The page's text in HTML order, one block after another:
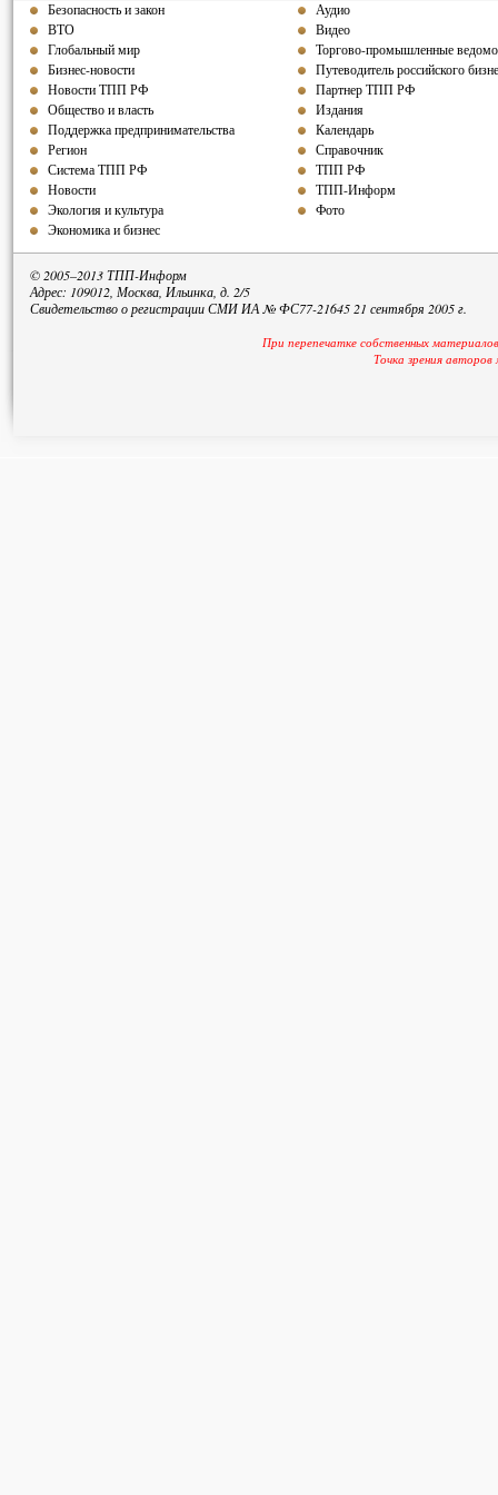
Безопасность и закон
ВТО
Глобальный мир
Бизнес-новости
Новости ТПП РФ
Общество и власть
Поддержка предпринимательства
Регион
Система ТПП РФ
Новости
Экология и культура
Экономика и бизнес
Аудио
Видео
Торгово-промышленные
Путеводитель российского
Партнер ТПП РФ
Издания
Календарь
Справочник
ТПП РФ
ТПП-Информ
Фото
© 2005–2013 ТПП-Информ
Адрес: 109012, Москва, Ильинка, д. 2/5
Свидетельство о регистрации СМИ ИА № ФС77-21645 21 сентября 2005 г.
При перепечатке собственных
Точка зрения